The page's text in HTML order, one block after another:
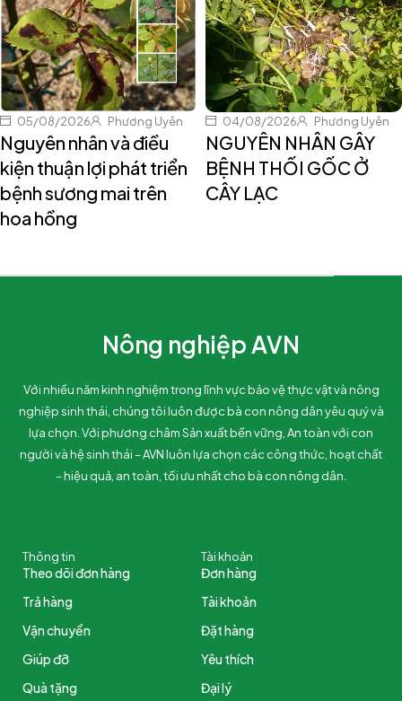
05/08/2026 Phương Uyên
Nguyên nhân và điều
kiện thuận lợi phát triển
bệnh sương mai trên
hoa hồng
04/08/2026 Phương Uyên
NGUYÊN NHÂN GÂY
BỆNH THỐI GỐC Ở
CÂY LẠC
Nông nghiệp AVN
Với nhiều năm kinh nghiệm trong lĩnh vực bảo vệ thực vật và nông
nghiệp sinh thái, chúng tôi luôn được bà con nông dân yêu quý và
lựa chọn. Với phương châm Sản xuất bền vững, An toàn với con
người và hệ sinh thái – AVN luôn lựa chọn các công thức, hoạt chất
– hiệu quả, an toàn, tối ưu nhất cho bà con nông dân.
Thông tin
Theo dõi đơn hàng
Trả hàng
Vận chuyển
Giúp đỡ
Quà tặng
Tài khoản
Đơn hàng
Tài khoản
Đặt hàng
Yêu thích
Đại lý